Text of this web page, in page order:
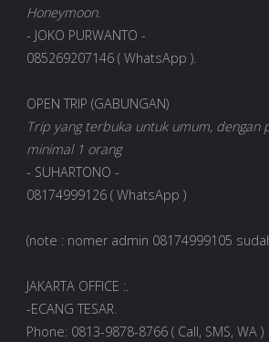
Honeymoon.
- JOKO PURWANTO -
085269207146 ( WhatsApp ).
OPEN TRIP (GABUNGAN)
Trip yang terbuka untuk umum, dengan
minimal 1 orang
- SUHARTONO -
08174999126 ( WhatsApp )
(note : nomer admin 08174999105
JAKARTA OFFICE :.
-ECANG TESAR.
Phone: 0813-9878-8766 ( Call, SMS, WA )